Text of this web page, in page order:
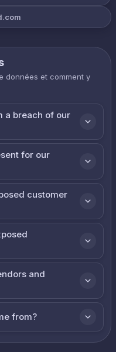
données et comment y
a breach of our
for our
customer
and
from?